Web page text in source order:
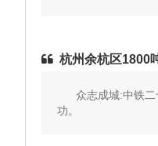
杭州余杭区1800
众志成城:中铁二
功。